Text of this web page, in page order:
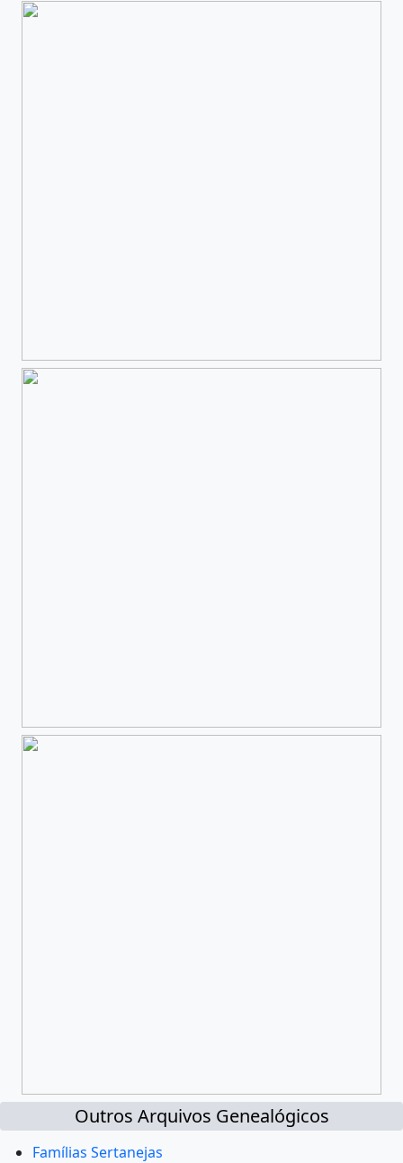
Outros Arquivos Genealógicos
Famílias Sertanejas